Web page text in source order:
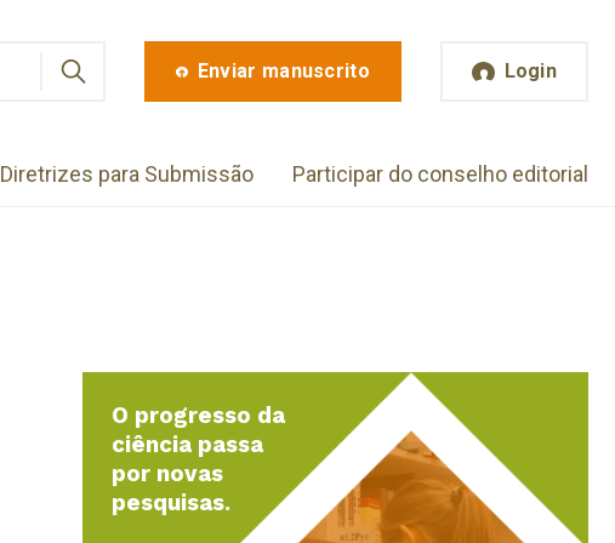
Enviar manuscrito Login
Diretrizes para Submissão Participar do conselho editorial
O progresso da
ciência passa
por novas
pesquisas.